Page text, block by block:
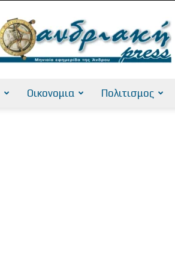
Οικονομια Πολιτισμος